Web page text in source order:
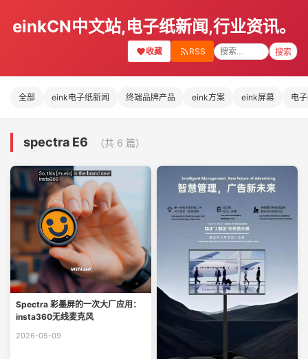
einkCN中文站,电子纸新闻,行业资讯。
收藏 RSS 搜索
全部 eink电子纸新闻 终端品牌产品 eink方案 eink屏幕 电
spectra E6 （共 6 篇）
Spectra 彩墨屏的一次大厂应用：
insta360无线麦克风
2026-05-09